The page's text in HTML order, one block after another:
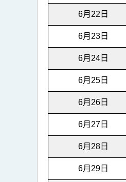
6月22日
6月23日
6月24日
6月25日
6月26日
6月27日
6月28日
6月29日